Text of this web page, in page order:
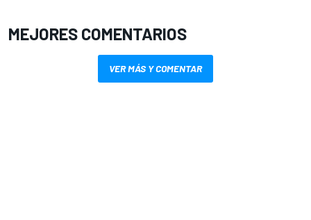
MEJORES COMENTARIOS
VER MÁS Y COMENTAR